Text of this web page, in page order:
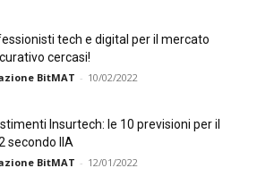
tech e digital per il mercato
cercasi!
BitMAT - 10/02/2022
Insurtech: le 10 previsioni per il
secondo IIA
BitMAT - 12/01/2022